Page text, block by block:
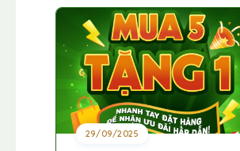
29/09/2025